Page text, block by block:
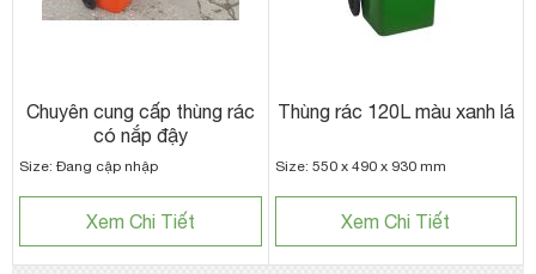
Chuyên cung cấp thùng rác
có nắp đậy
Size: Đang cập nhập
Xem Chi Tiết
Thùng rác 120L màu xanh lá
Size: 550 x 490 x 930 mm
Xem Chi Tiết